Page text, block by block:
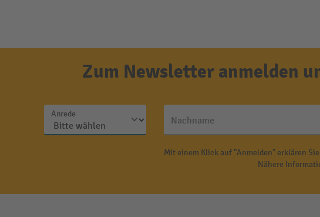
Zum Newsletter anmelden
Anrede
Nachname
Mit einem Klick auf "Anmelden" erklären
Nähere